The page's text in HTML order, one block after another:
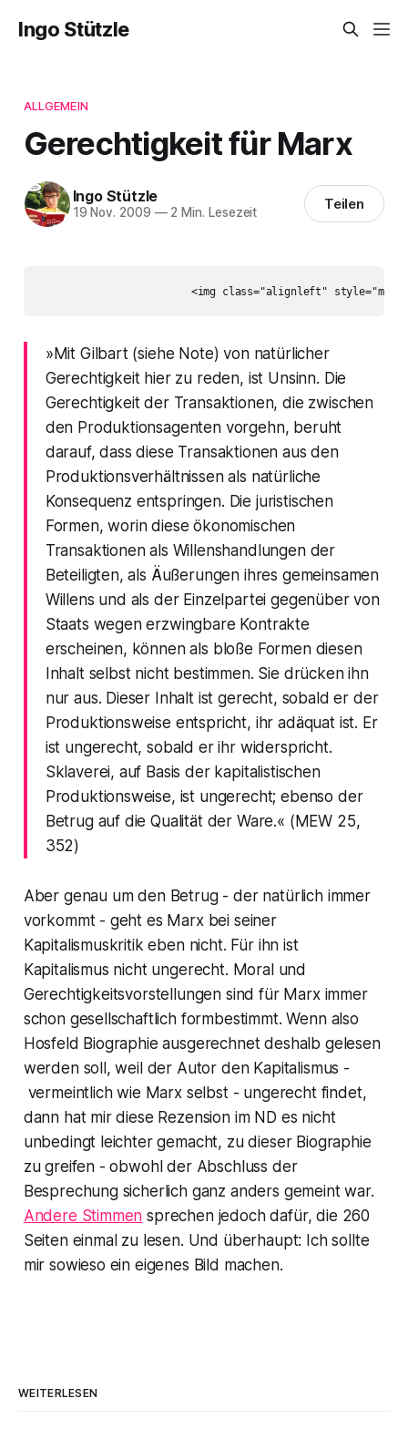
Ingo Stützle
ALLGEMEIN
Gerechtigkeit für Marx
Ingo Stützle
19 Nov. 2009 —2 Min. Lesezeit Teilen
»Mit Gilbart (siehe Note) von natürlicher
Gerechtigkeit hier zu reden, ist Unsinn. Die
Gerechtigkeit der Transaktionen, die zwischen
den Produktionsagenten vorgehn, beruht
darauf, dass diese Transaktionen aus den
Produktionsverhältnissen als natürliche
Konsequenz entspringen. Die juristischen
Formen, worin diese ökonomischen
Transaktionen als Willenshandlungen der
Beteiligten, als Äußerungen ihres gemeinsamen
Willens und als der Einzelpartei gegenüber von
Staats wegen erzwingbare Kontrakte
erscheinen, können als bloße Formen diesen
Inhalt selbst nicht bestimmen. Sie drücken ihn
nur aus. Dieser Inhalt ist gerecht, sobald er der
Produktionsweise entspricht, ihr adäquat ist. Er
ist ungerecht, sobald er ihr widerspricht.
Sklaverei, auf Basis der kapitalistischen
Produktionsweise, ist ungerecht; ebenso der
Betrug auf die Qualität der Ware.« (MEW 25,
352)
Aber genau um den Betrug - der natürlich immer
vorkommt - geht es Marx bei seiner
Kapitalismuskritik eben nicht. Für ihn ist
Kapitalismus nicht ungerecht. Moral und
Gerechtigkeitsvorstellungen sind für Marx immer
schon gesellschaftlich formbestimmt. Wenn also
Hosfeld Biographie ausgerechnet deshalb gelesen
werden soll, weil der Autor den Kapitalismus -
vermeintlich wie Marx selbst - ungerecht findet,
dann hat mir diese Rezension im ND es nicht
unbedingt leichter gemacht, zu dieser Biographie
zu greifen - obwohl der Abschluss der
Besprechung sicherlich ganz anders gemeint war.
Andere Stimmen sprechen jedoch dafür, die 260
Seiten einmal zu lesen. Und überhaupt: Ich sollte
mir sowieso ein eigenes Bild machen.
WEITERLESEN